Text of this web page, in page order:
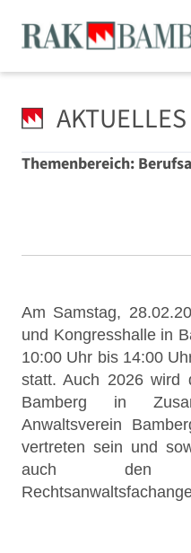
AKTUELLES
Themenbereich:
Am Samstag,
und Kongresshalle in
10:00 Uhr bis 14:00
statt. Auch 2026 wird
Bamberg in
Anwaltsverein
vertreten sein und
auch den